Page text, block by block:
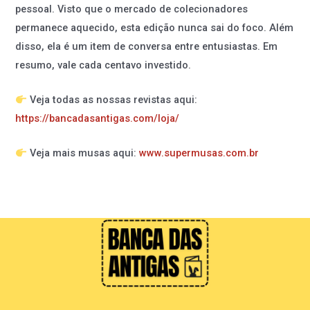
pessoal. Visto que o mercado de colecionadores
permanece aquecido, esta edição nunca sai do foco. Além
disso, ela é um item de conversa entre entusiastas. Em
resumo, vale cada centavo investido.
Veja todas as nossas revistas aqui:
https://bancadasantigas.com/loja/
Veja mais musas aqui:www.supermusas.com.br